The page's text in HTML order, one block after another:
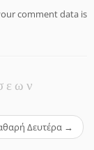
comment data is
Δευτέρα →